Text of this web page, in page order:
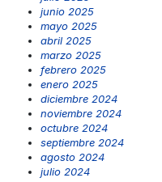
junio 2025
mayo 2025
abril 2025
marzo 2025
febrero 2025
enero 2025
diciembre 2024
noviembre 2024
octubre 2024
septiembre 2024
agosto 2024
julio 2024